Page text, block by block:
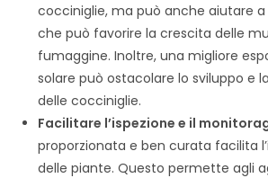
cocciniglie, ma può anche aiutare a
che può favorire la crescita delle
fumaggine. Inoltre, una migliore
solare può ostacolare lo sviluppo e
delle cocciniglie.
Facilitare l’ispezione e il
proporzionata e ben curata facilita
delle piante. Questo permette agli